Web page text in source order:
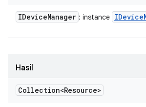
IDeviceManager : instance IDevice
Hasil
Collection<Resource>